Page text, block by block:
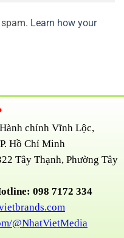
Learn how your
chính Vĩnh Lộc,
Hồ Chí Minh
Tây Thạnh, Phường Tây
098 7172 334
@NhatVietMedia